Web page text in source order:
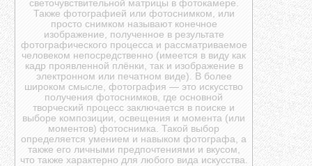
светочувствительной матрицы в фотокамере.
Также фотографией или фотоснимком, или
просто снимком называют конечное
изображение, полученное в результате
фотографического процесса и рассматриваемое
человеком непосредственно (имеется в виду как
кадр проявленной плёнки, так и изображение в
электронном или печатном виде). В более
широком смысле, фотография — это искусство
получения фотоснимков, где основной
творческий процесс заключается в поиске и
выборе композиции, освещения и момента (или
моментов) фотоснимка. Такой выбор
определяется умением и навыком фотографа, а
также его личными предпочтениями и вкусом,
что также характерно для любого вида искусства.